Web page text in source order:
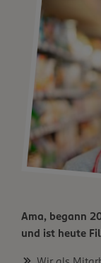
Ama, begann
und ist heute